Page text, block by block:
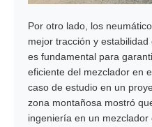
Por otro lado, los
mejor tracción y
es fundamental para
eficiente del mezclador en
caso de estudio en un
zona montañosa mostró
ingeniería en un